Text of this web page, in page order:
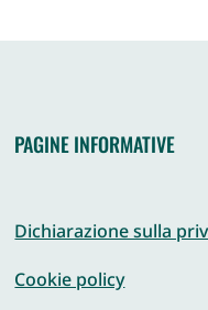
PAGINE INFORMATIVE
Dichiarazione sulla
Cookie policy